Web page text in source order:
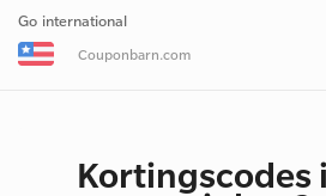
Go international
Couponbarn.com
Kortingscodes